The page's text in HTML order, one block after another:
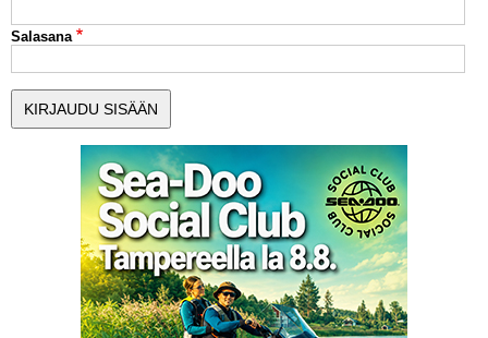
LUE DIGILEHDET
ASIAKASPALVELU JA
OHJEET
MEDIATIEDOT
YHTEYSTIEDOT
Salasana